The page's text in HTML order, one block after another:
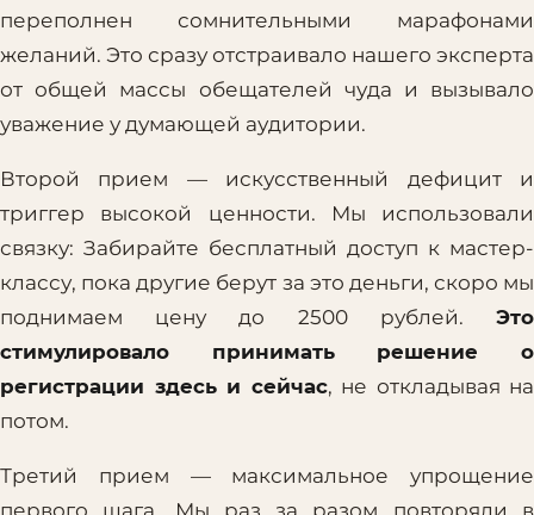
переполнен сомнительными марафонами
желаний. Это сразу отстраивало нашего эксперта
от общей массы обещателей чуда и вызывало
уважение у думающей аудитории.
Второй прием — искусственный дефицит и
триггер высокой ценности. Мы использовали
связку: Забирайте бесплатный доступ к мастер-
классу, пока другие берут за это деньги, скоро мы
поднимаем цену до 2500 рублей. Это
стимулировало принимать решение о
регистрации здесь и сейчас, не откладывая на
потом.
Третий прием — максимальное упрощение